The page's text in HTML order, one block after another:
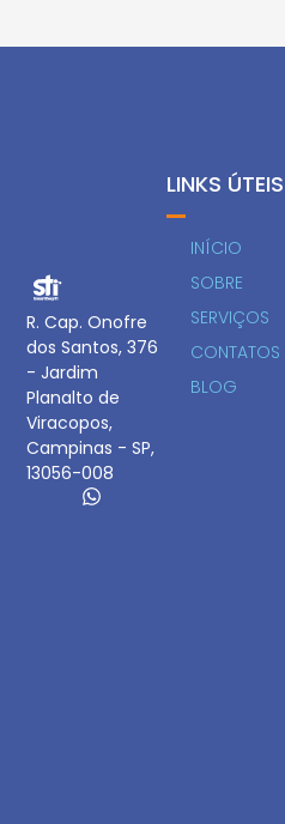
R. Cap. Onofre
dos Santos, 376
- Jardim
Planalto de
Viracopos,
Campinas - SP,
13056-008
LINKS ÚTEIS
INÍCIO
SOBRE
SERVIÇOS
CONTATOS
BLOG